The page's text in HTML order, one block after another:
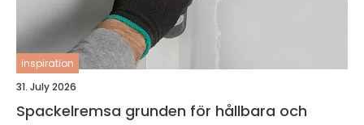
inspiration
31. July 2026
Spackelremsa grunden för hållbara och